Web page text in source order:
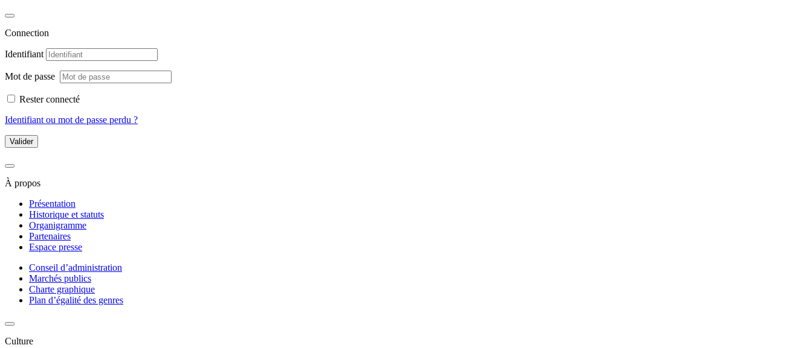
Connection
Identifiant
Mot de passe
Rester connecté
Identifiant ou mot de passe perdu ?
Valider
À propos
Présentation
Historique et statuts
Organigramme
Partenaires
Espace presse
Conseil d’administration
Marchés publics
Charte graphique
Plan d’égalité des genres
Culture